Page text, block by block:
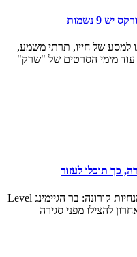
את גיבורנו למסע של חייו, תרתי משמע,
עוד מימי הסרטים של "שרק"
עוד קורבן פוטנציאלי של סגרים והנחיות קורונה: בר הגיימינג Level